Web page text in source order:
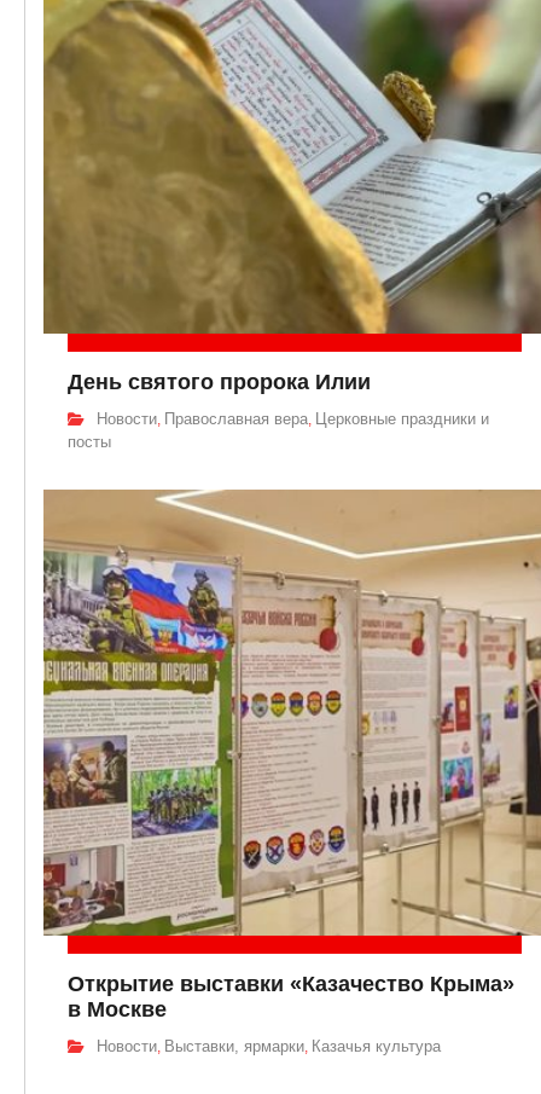
День святого пророка Илии
Новости Православная вера Церковные праздники и
посты
Открытие выставки «Казачество Крыма»
в Москве
Новости, Выставки, ярмарки, Казачья культура